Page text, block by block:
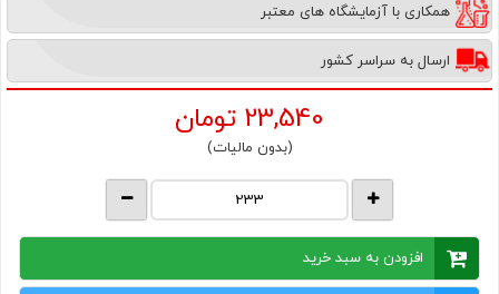
همکاری با آزمایشگاه های معتبر
ارسال به سراسر کشور
23,540 تومان
(بدون مالیات)
افزودن به سبد خرید